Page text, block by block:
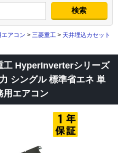
アコン > 三菱重工 > 天井埋込カセット
工 HyperInverterシリーズ
シングル 標準省エネ 単
用エアコン